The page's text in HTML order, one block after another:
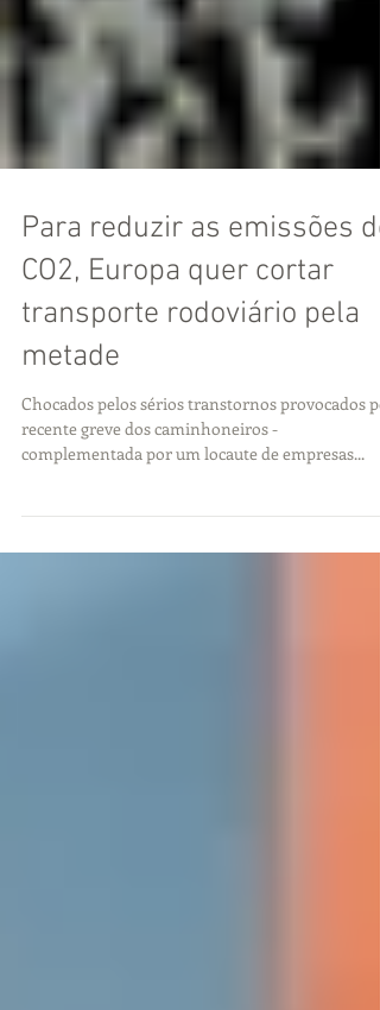
Para reduzir as emissões de
CO2, Europa quer cortar
transporte rodoviário pela
metade
Chocados pelos sérios transtornos provocados
recente greve dos caminhoneiros -